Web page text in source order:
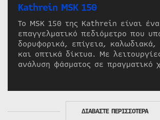
Kathrein MSK 150
Το MSK 150 της Kathrein είναι ένα
επαγγελματικό πεδιόμετρο που
δορυφορικά, επίγεια,
και οπτικά δίκτυα. Με
ανάλυση φάσματος σε πραγματικό
ΔΙΑΒΑΣΤΕ ΠΕΡΙΣΣΟΤΕΡΑ